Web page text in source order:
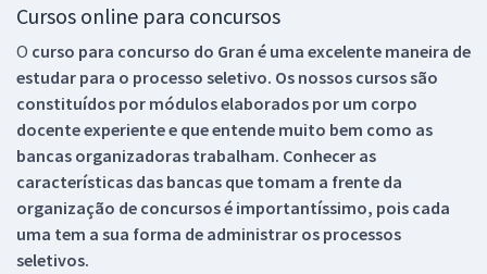
Cursos online para concursos
O curso para concurso do Gran é uma excelente maneira de
estudar para o processo seletivo. Os nossos cursos são
constituídos por módulos elaborados por um corpo
docente experiente e que entende muito bem como as
bancas organizadoras trabalham. Conhecer as
características das bancas que tomam a frente da
organização de concursos é importantíssimo, pois cada
uma tem a sua forma de administrar os processos
seletivos.